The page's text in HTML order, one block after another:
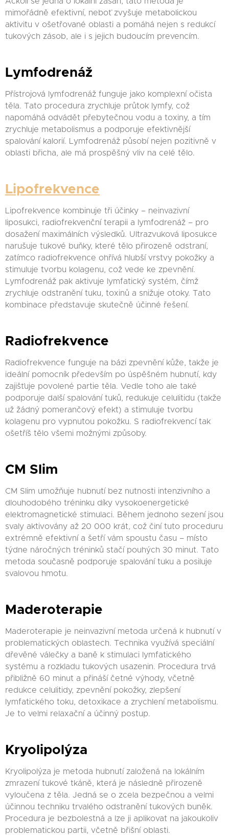
mimořádně efektivní, neboť zvyšuje metabolickou
aktivitu v ošetřované oblasti a pomáhá nejen s redukcí
tukových zásob, ale i s jejich budoucím prevencím.
Lymfodrenáž
Přístrojová lymfodrenáž funguje jako komplexní očista
těla. Tato procedura zrychluje průtok lymfy, což
napomáhá odvádět přebytečnou vodu a toxiny, a tím
zrychluje metabolismus a podporuje efektivnější
spalování kalorií. Lymfodrenáž působí nejen pozitivně v
oblasti břicha, ale má prospěšný vliv na celé tělo.
Lipofrekvence
Lipofrekvence kombinuje tři účinky – neinvazivní
liposukci, radiofrekvenční terapii a lymfodrenáž – pro
dosažení maximálních výsledků. Ultrazvuková liposukce
narušuje tukové buňky, které tělo přirozeně odstraní,
zatímco radiofrekvence ohřívá hlubší vrstvy pokožky a
stimuluje tvorbu kolagenu, což vede ke zpevnění.
Lymfodrenáž pak aktivuje lymfatický systém, čímž
zrychluje odstranění tuku, toxinů a snižuje otoky. Tato
kombinace představuje skutečně účinné řešení.
Radiofrekvence
Radiofrekvence funguje na bázi zpevnění kůže, takže je
ideální pomocník především po úspěšném hubnutí, kdy
zajišťuje povolené partie těla. Vedle toho ale také
podporuje další spalování tuků, redukuje celulitidu (takže
už žádný pomerančový efekt) a stimuluje tvorbu
kolagenu pro vypnutou pokožku. S radiofrekvencí tak
ošetříš tělo všemi možnými způsoby.
CM Slim
CM Slim umožňuje hubnutí bez nutnosti intenzivního a
dlouhodobého tréninku díky vysokoenergetické
elektromagnetické stimulaci. Během jednoho sezení jsou
svaly aktivovány až 20 000 krát, což činí tuto proceduru
extrémně efektivní a šetří vám spoustu času – místo
týdne náročných tréninků stačí pouhých 30 minut. Tato
metoda současně podporuje spalování tuku a posiluje
svalovou hmotu.
Maderoterapie
Maderoterapie je neinvazivní metoda určená k hubnutí v
problematických oblastech. Technika využívá speciální
dřevěné válečky a baně k stimulaci lymfatického
systému a rozkladu tukových usazenin. Procedura trvá
přibližně 60 minut a přináší četné výhody, včetně
redukce celulitidy, zpevnění pokožky, zlepšení
lymfatického toku, detoxikace a zrychlení metabolismu.
Je to velmi relaxační a účinný postup.
Kryolipolýza
Kryolipolýza je metoda hubnutí založená na lokálním
zmrazení tukové tkáně, která je následně přirozeně
vyloučena z těla. Jedná se o zcela bezpečnou a velmi
účinnou techniku trvalého odstranění tukových buněk.
Procedura je bezbolestná a lze ji aplikovat na jakoukoliv
problematickou partii, včetně břišní oblasti.